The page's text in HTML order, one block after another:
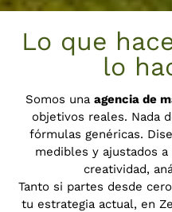
Lo que
lo
Somos una agencia de
objetivos reales. Nada
fórmulas genéricas.
medibles y ajustados
creatividad,
Tanto si partes desde
tu estrategia actual, en